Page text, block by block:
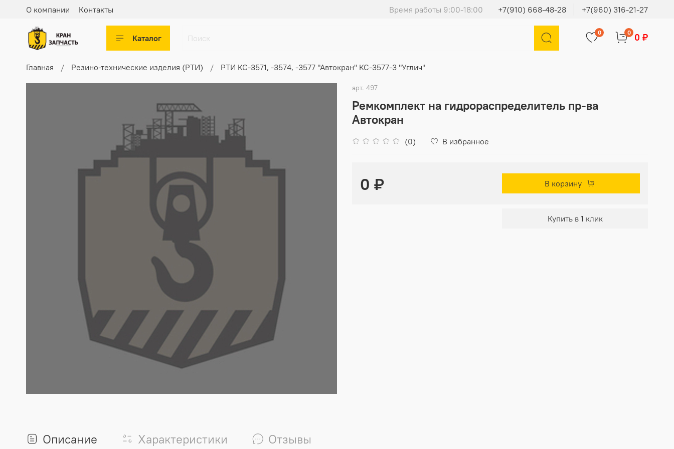
О компании Контакты Время работы 9:00-18:00 +7(910) 668-48-28 +7(960) 316-21-27
Каталог
0 0 0 ₽
Главная Резино-технические изделия (РТИ) РТИ КС-3571, -3574, -3577 "Автокран" КС-3577-3 "Углич"
арт. 497
Ремкомплект на гидрораспределитель пр-ва
Автокран
(0) В избранное
0 ₽ В корзину
Купить в 1 клик
Описание Характеристики Отзывы